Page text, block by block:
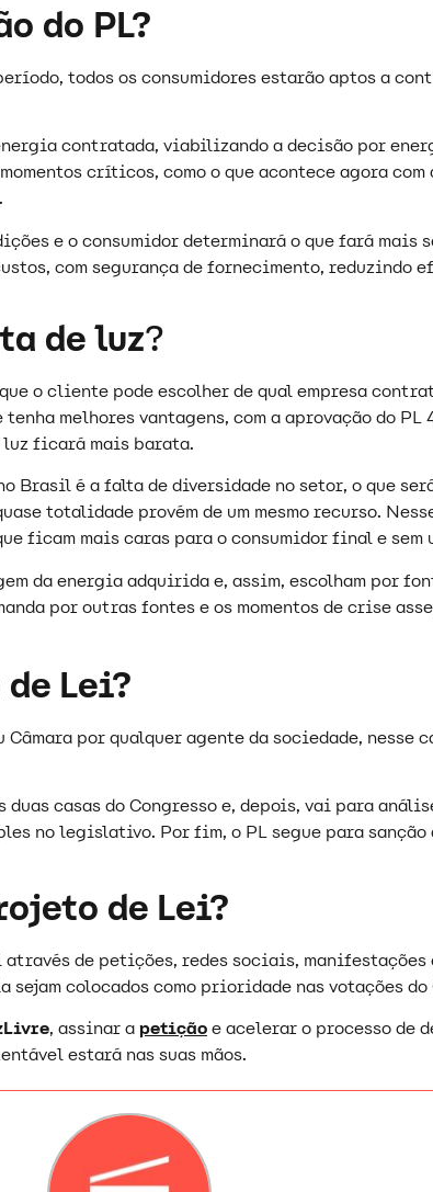
do PL?
todos os consumidores estarão aptos a
contratada, viabilizando a decisão por
críticos, como o que acontece agora
e o consumidor determinará o que fará
com segurança de fornecimento, reduzindo
de luz?
o cliente pode escolher de qual empresa
melhores vantagens, com a aprovação do
ficará mais barata.
Brasil é a falta de diversidade no setor, o que
totalidade provém de um mesmo recurso.
mais caras para o consumidor final e sem
da energia adquirida e, assim, escolham por
por outras fontes e os momentos de crise
Lei?
por qualquer agente da sociedade, nesse
casas do Congresso e, depois, vai para
no legislativo. Por fim, o PL segue para
de Lei?
de petições, redes sociais,
colocados como prioridade nas votações do
, assinar apetiçãoe acelerar o processo de
estará nas suas mãos.